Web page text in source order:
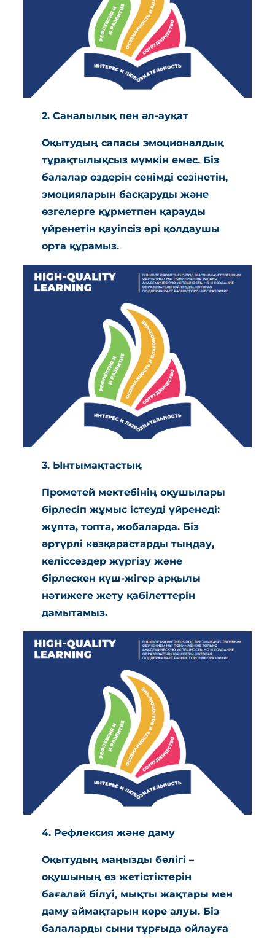
2. Саналылық пен әл-ауқат
Оқытудың сапасы эмоционалдық
тұрақтылықсыз мүмкін емес. Біз
балалар өздерін сенімді сезінетін,
эмоцияларын басқаруды және
өзгелерге құрметпен қарауды
үйренетін қауіпсіз әрі қолдаушы
орта құрамыз.
3. Ынтымақтастық
Прометей мектебінің оқушылары
бірлесіп жұмыс істеуді үйренеді:
жұпта, топта, жобаларда. Біз
әртүрлі көзқарастарды тыңдау,
келіссөздер жүргізу және
бірлескен күш-жігер арқылы
нәтижеге жету қабілеттерін
дамытамыз.
4. Рефлексия және даму
Оқытудың маңызды бөлігі –
оқушының өз жетістіктерін
бағалай білуі, мықты жақтары мен
даму аймақтарын көре алуы. Біз
балаларды сыни тұрғыда ойлауға